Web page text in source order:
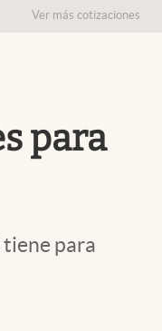
Colombia
Ver más cotizaciones
para
tiene para